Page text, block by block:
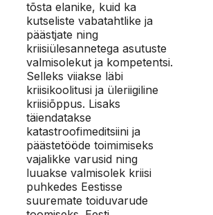
tõsta elanike, kuid ka
kutseliste vabatahtlike ja
päästjate ning
kriisiülesannetega asutuste
valmisolekut ja kompetentsi.
Selleks viiakse läbi
kriisikoolitusi ja üleriigiline
kriisiõppus. Lisaks
täiendatakse
katastroofimeditsiini ja
päästetööde toimimiseks
vajalikke varusid ning
luuakse valmisolek kriisi
puhkedes Eestisse
suuremate toiduvarude